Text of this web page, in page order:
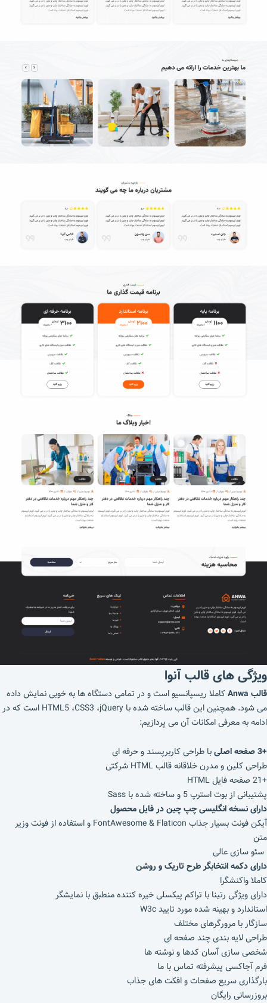
ویژگی های قالبآنوا
قالب Anwa
کاملا ریسپانسیو است و در تمامی دستگاه ها به خوبی نمایش داده
می شود. همچنین این قالب ساخته شده با HTML5 ،CSS3 ،jQuery است که در
ادامه به معرفی امکانات آن می پردازیم:
+3 صفحه اصلی
با طراحی کاربرپسند و حرفه ای
طراحی کلین و مدرن خلاقانه قالب HTML شرکتی
+21 صفحه فایل HTML
پشتیبانی از بوت استرپ 5 و ساخته شده با Sass
دارای نسخه انگلیسی چپ چین در فایل محصول
آیکن فونت بسیار جذاب FontAwesome & Flaticon و استفاده از فونت وزیر
متن
سئو سازی عالی
دارای دکمه انتخابگر طرح تاریک و روشن
کاملا واکنشگرا
دارای ویژگی رتینا با تراکم پیکسلی خیره کننده منطبق با نمایشگر
استاندارد و بهینه شده مورد تایید W3c
سازگار با مرورگرهای مختلف
طراحی لایه بندی چند صفحه ای
شخصی سازی آسان کدها و نوشته ها
فرم آجاکسی پیشرفته تماس با ما
بارگذاری سریع صفحات و افکت های جذاب
بروزرسانی رایگان